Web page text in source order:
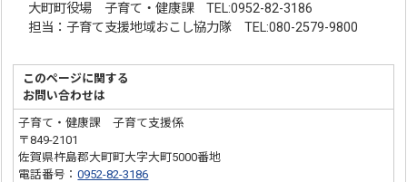
大町町役場 子育て・健康課 TEL:0952-82-3186
担当：子育て支援地域おこし協力隊 TEL:080-2579-9800
このページに関する
お問い合わせは
子育て・健康課 子育て支援係
〒849-2101
佐賀県杵島郡大町町大字大町5000番地
電話番号：0952-82-3186